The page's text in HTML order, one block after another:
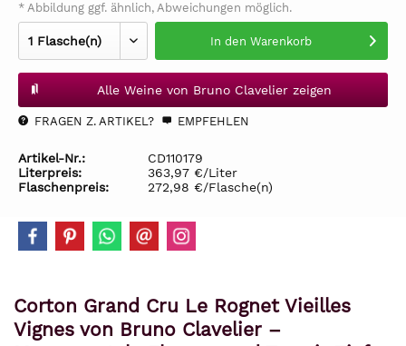
* Abbildung ggf. ähnlich, Abweichungen möglich.
In den Warenkorb
Alle Weine von Bruno Clavelier zeigen
FRAGEN Z. ARTIKEL? EMPFEHLEN
Artikel-Nr.:
CD110179
Literpreis:
363,97 €/Liter
Flaschenpreis:
272,98 €/Flasche(n)
Corton Grand Cru Le Rognet Vieilles
Vignes von Bruno Clavelier –